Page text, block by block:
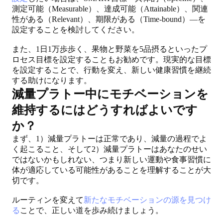
測定可能（Measurable）、達成可能（Attainable）、関連
性がある（Relevant）、期限がある（Time-bound）—を
設定することを検討してください。
また、1日1万歩歩く、果物と野菜を5品摂るといったプ
ロセス目標を設定することもお勧めです。現実的な目標
を設定することで、行動を変え、新しい健康習慣を継続
する助けになります。
減量プラトー中にモチベーションを
維持するにはどうすればよいです
か？
まず、1）減量プラトーは正常であり、減量の過程でよ
く起こること、そして2）減量プラトーはあなたのせい
ではないかもしれない、つまり新しい運動や食事習慣に
体が適応している可能性があることを理解することが大
切です。
ルーティンを変えて新たなモチベーションの源を見つけ
る ことで、正しい道を歩み続けましょう。